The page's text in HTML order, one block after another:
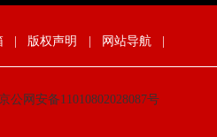
| 版权声明 | 网站导航 |
公网安备11010802028087号